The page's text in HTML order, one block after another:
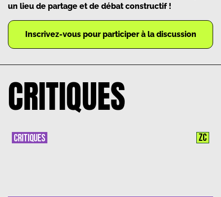
un lieu de partage et de débat constructif !
Inscrivez-vous pour participer à la discussion
CRITIQUES
CRITIQUES ZC